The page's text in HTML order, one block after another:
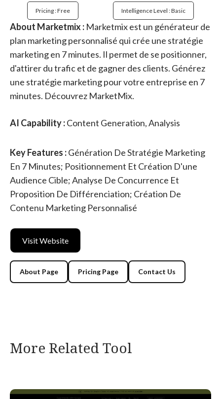
Pricing : Free Intelligence Level : Basic
About Marketmix : Marketmix est un générateur de
plan marketing personnalisé qui crée une stratégie
marketing en 7 minutes. Il permet de se positionner,
d'attirer du trafic et de gagner des clients. Générez
une stratégie marketing pour votre entreprise en 7
minutes. Découvrez MarketMix.
AI Capability :Content Generation, Analysis
Key Features :Génération De Stratégie Marketing
En 7 Minutes; Positionnement Et Création D'une
Audience Cible; Analyse De Concurrence Et
Proposition De Différenciation; Création De
Contenu Marketing Personnalisé
Visit Website
About Page Pricing Page Contact Us
More Related Tool